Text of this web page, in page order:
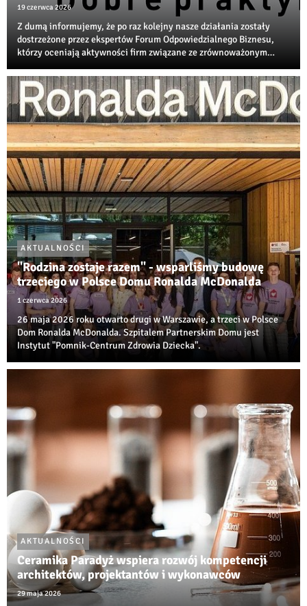
19 czerwca 2026
Z dumą informujemy, że po raz kolejny nasze działania zostały
dostrzeżone przez ekspertów Forum Odpowiedzialnego Biznesu,
którzy oceniają aktywności firm związane ze zrównoważonym
odpowiedzialnością biznesu.
AKTUALNOŚCI
"Rodzina zostaje razem" - wsparliśmy budowę
trzeciego w Polsce Domu Ronalda McDonalda
1 czerwca 2026
26 maja 2026 roku otwarto drugi w Warszawie, a trzeci w Polsce
Dom Ronalda McDonalda. Szpitalem Partnerskim Domu jest
Instytut "Pomnik-Centrum Zdrowia Dziecka".
AKTUALNOŚCI
Ceramika Paradyż wspiera rozwój kompetencji
architektów, projektantów i wykonawców
29 maja 2026